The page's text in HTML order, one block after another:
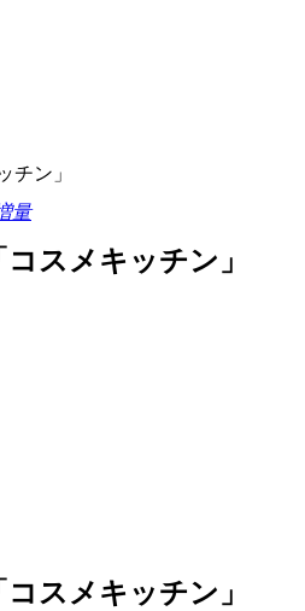
ン」
量
スメキッチン」
スメキッチン」